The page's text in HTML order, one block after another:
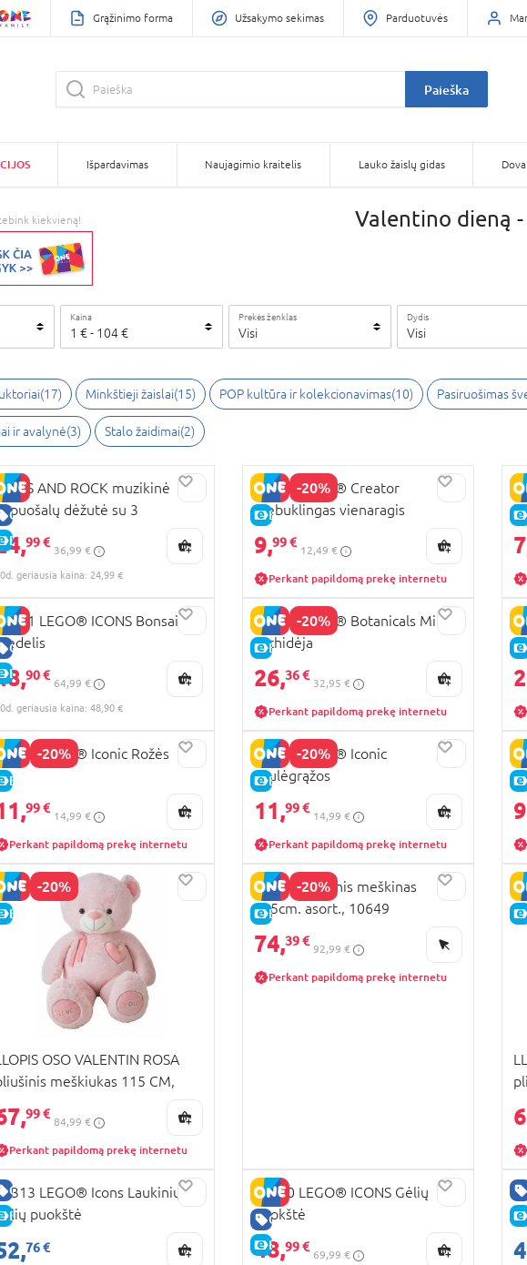
Grąžinimo forma Užsakymo sekimas Parduotuvės
Paieška
Išpardavimas Naujagimio kraitelis Lauko žaislų gidas
kiekvieną! Valentino dieną
Kaina
1 €- 104€
Prekės ženklas
Visi
Dydis
Visi
(17) Minkštieji žaislai(15) POP kultūra ir kolekcionavimas(10) Pasiruošimas
ir avalynė(3) Stalo žaidimai(2)
GERA KAINA
E-KAINA
AND ROCK muzikinė
dėžutė su 3
Enchanted, 43P6389
99 €
36,99 €
geriausia kaina: 24,99 €
-20%
E-KAINA
31140 LEGO® Creator
Stebuklingas vienaragis
9,99 €
12,49 €
Perkant papildomą prekę internetu
GERA KAINA
E-KAINA
LEGO® ICONS Bonsai
90 €
64,99 €
geriausia kaina: 48,90 €
-20%
E-KAINA
10343 LEGO® Botanicals Mini
orchidėja
26,36 €
32,95 €
Perkant papildomą prekę internetu
-20%
E-KAINA
LEGO® Iconic Rožės
99 €
14,99 €
Perkant papildomą prekę internetu
-20%
E-KAINA
40524 LEGO® Iconic
Saulėgrąžos
11,99 €
14,99 €
Perkant papildomą prekę internetu
-20%
E-KAINA
OSO VALENTIN ROSA
meškiukas 115 CM,
99 €
84,99 €
Perkant papildomą prekę internetu
-20%
E-KAINA
LLOPIS pliušinis meškinas
115cm. asort., 10649
74,39 €
92,99 €
Perkant papildomą prekę internetu
GERA KAINA
E-KAINA
LEGO® Icons Laukinių
puokštė
76 €
GERA KAINA
E-KAINA
10280 LEGO® ICONS Gėlių
puokštė
48,99 €
69,99 €